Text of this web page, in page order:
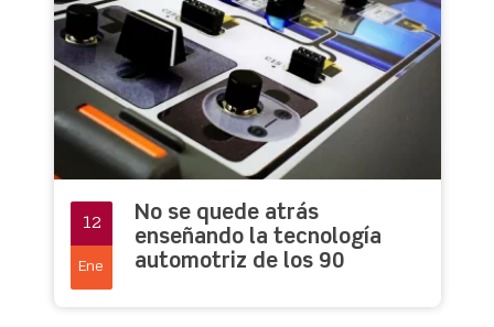
12
Ene
No se quede atrás
enseñando la tecnología
automotriz de los 90